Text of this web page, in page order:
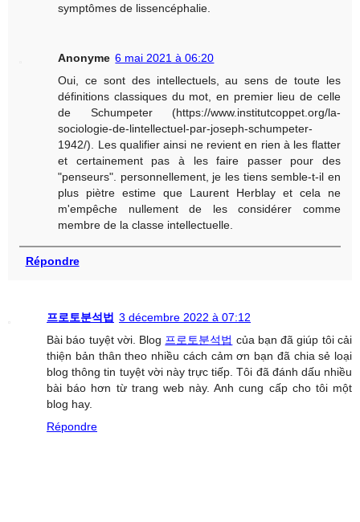
symptômes de lissencéphalie.
Anonyme 6 mai 2021 à 06:20
Oui, ce sont des intellectuels, au sens de toute les
définitions classiques du mot, en premier lieu de celle
de Schumpeter (https://www.institutcoppet.org/la-
sociologie-de-lintellectuel-par-joseph-schumpeter-
1942/). Les qualifier ainsi ne revient en rien à les flatter
et certainement pas à les faire passer pour des
"penseurs". personnellement, je les tiens semble-t-il en
plus piètre estime que Laurent Herblay et cela ne
m'empêche nullement de les considérer comme
membre de la classe intellectuelle.
Répondre
프로토분석법 3 décembre 2022 à 07:12
Bài báo tuyệt vời. Blog 프로토분석법 của bạn đã giúp tôi cải
thiện bản thân theo nhiều cách cảm ơn bạn đã chia sẻ loại
blog thông tin tuyệt vời này trực tiếp. Tôi đã đánh dấu nhiều
bài báo hơn từ trang web này. Anh cung cấp cho tôi một
blog hay.
Répondre